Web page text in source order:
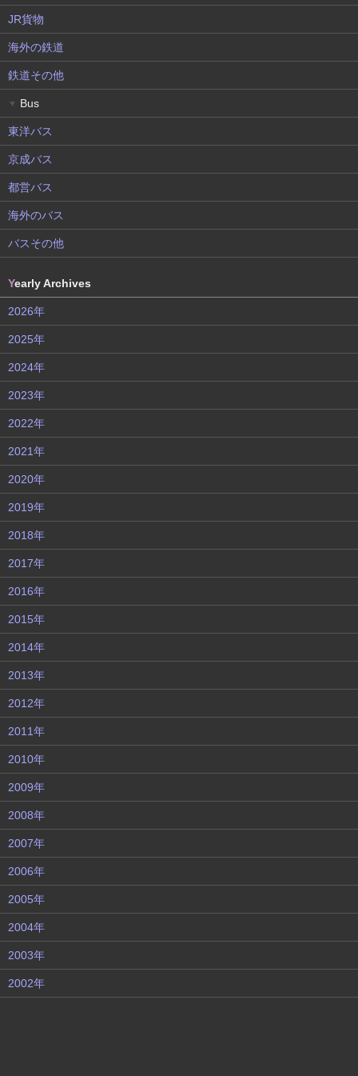
JR貨物
海外の鉄道
鉄道その他
▼ Bus
東洋バス
京成バス
都営バス
海外のバス
バスその他
Yearly Archives
2026年
2025年
2024年
2023年
2022年
2021年
2020年
2019年
2018年
2017年
2016年
2015年
2014年
2013年
2012年
2011年
2010年
2009年
2008年
2007年
2006年
2005年
2004年
2003年
2002年